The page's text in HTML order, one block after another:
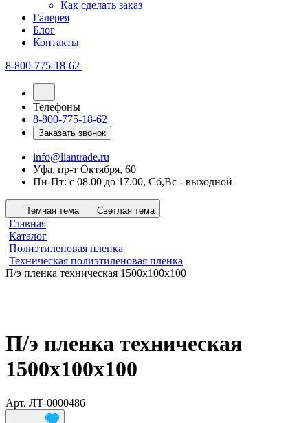
Как сделать заказ
Галерея
Блог
Контакты
8-800-775-18-62
Телефоны
8-800-775-18-62
Заказать звонок
info@liantrade.ru
Уфа, пр-т Октября, 60
Пн-Пт: c 08.00 до 17.00, Cб,Вс - выходной
Темная тема Светлая тема
Главная
Каталог
Полиэтиленовая пленка
Техническая полиэтиленовая пленка
П/э пленка техническая 1500х100х100
П/э пленка техническая
1500х100х100
Арт. ЛТ-0000486